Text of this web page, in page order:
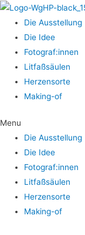
Die Aus­stel­lung
Die Idee
Fotograf:innen
Lit­faß­säu­len
Her­zens­or­te
Making-of
Menu
Die Aus­stel­lung
Die Idee
Fotograf:innen
Lit­faß­säu­len
Her­zens­or­te
Making-of